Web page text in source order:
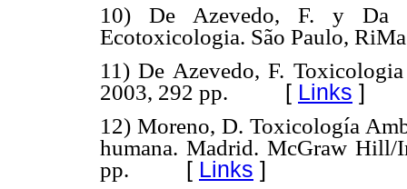
10) De Azevedo, F. y Da
Ecotoxicologia. São Paulo,
11) De Azevedo, F.
2003, 292 pp. [ Links ]
12) Moreno, D. Toxicología
humana. Madrid. McGraw Hill/
pp. [ Links ]